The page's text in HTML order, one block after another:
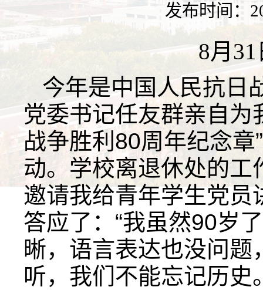
发布时间：
8月
今年是中国人民抗日
党委书记任友群亲自为
战争胜利80周年纪念章
动。学校离退休处的
邀请我给青年学生党
答应了：“我虽然90岁
晰，语言表达也没问
听，我们不能忘记历史